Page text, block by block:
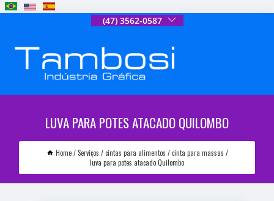
(47) 3562-0587
LUVA PARA POTES ATACADO QUILOMBO
Home Serviços cintas para alimentos
cinta para massas
luva para potes atacado Quilombo